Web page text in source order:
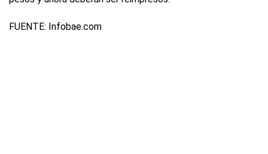
FUENTE: Infobae.com